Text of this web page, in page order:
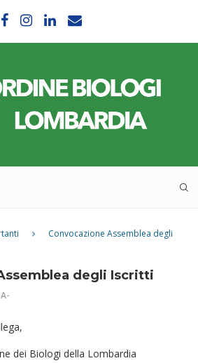
Convocazione Assemblea degli
degli Iscritti
A-
dei Biologi della Lombardia